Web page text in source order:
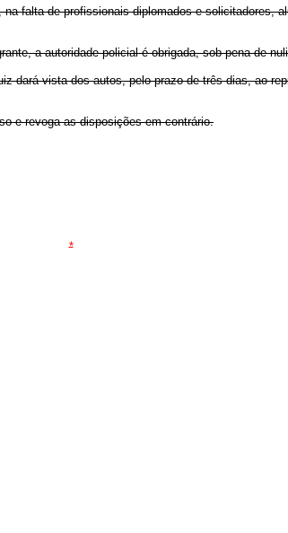
de profissionais diplomados e solicitadores,
a autoridade policial é obrigada, sob pena de
dará vista dos autos, pelo prazo de três dias, ao
e revoga as disposições em contrário.
*